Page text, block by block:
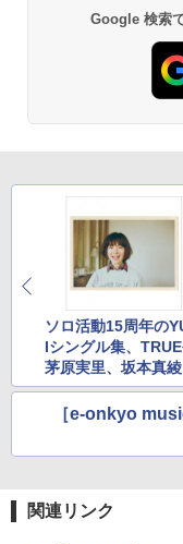
Google 検索
ソロ活動15周年の
Iシングル集、
茅原実里、坂本真
新曲
［e-onkyo
関連リンク